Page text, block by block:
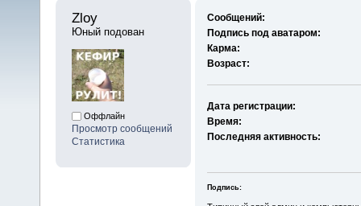
Zloy
Юный подован
Оффлайн
Просмотр сообщений
Статистика
Сообщений:
Подпись под аватаром:
Карма:
Возраст:
Дата регистрации:
Время:
Последняя активность:
Подпись: